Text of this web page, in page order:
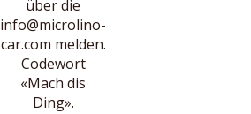
über die
info@microlino-
car.com melden.
Codewort
«Mach dis
Ding».